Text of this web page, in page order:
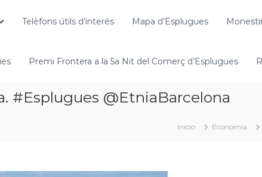
Telèfons útils d’interés Mapa d’Esplugues
Premi Frontera a la 5a Nit del Comerç d’Esplugues
#Esplugues @EtniaBarcelona
Inicio Economia